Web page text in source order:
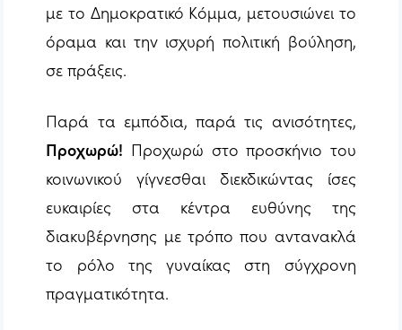
με το Δημοκρατικό Κόμμα, μετουσιώνει το
όραμα και την ισχυρή πολιτική βούληση,
σε πράξεις.
Παρά τα εμπόδια, παρά τις ανισότητες,
Προχωρώ! Προχωρώ στο προσκήνιο του
κοινωνικού γίγνεσθαι διεκδικώντας ίσες
ευκαιρίες στα κέντρα ευθύνης της
διακυβέρνησης με τρόπο που αντανακλά
το ρόλο της γυναίκας στη σύγχρονη
πραγματικότητα.